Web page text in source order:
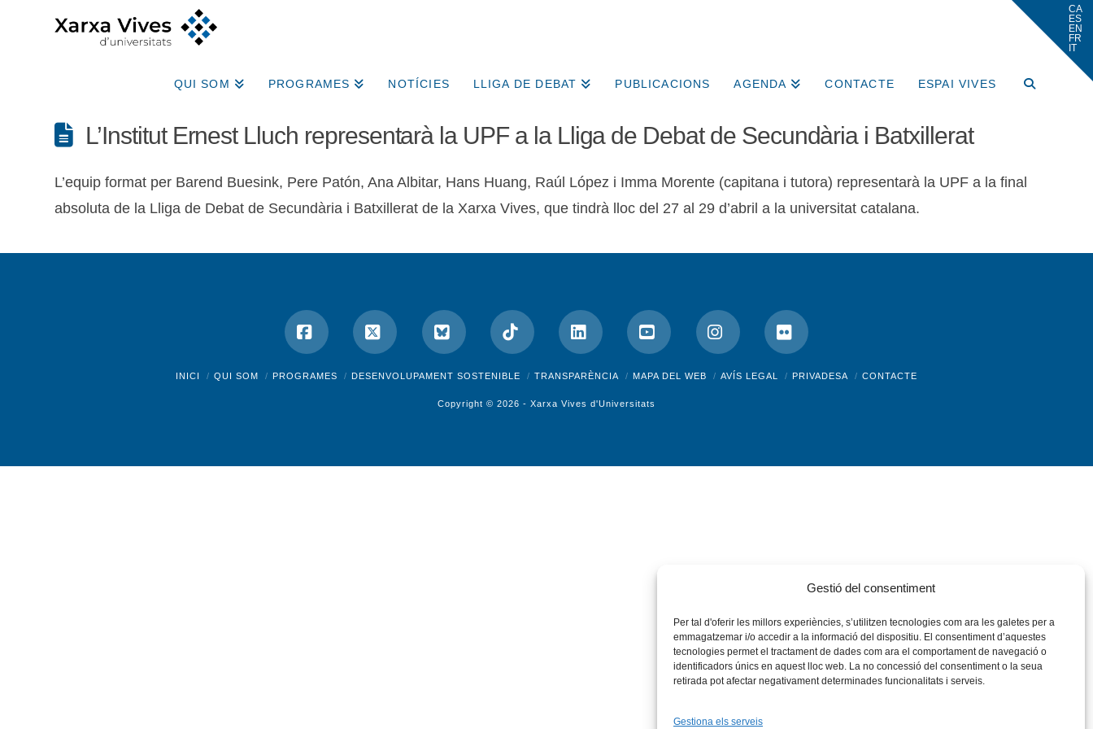
Gestió del consentiment
Per tal d'oferir les millors experiències, s’utilitzen tecnologies com ara les galetes per a
emmagatzemar i/o accedir a la informació del dispositiu. El consentiment d’aquestes
tecnologies permet el tractament de dades com ara el comportament de navegació o
identificadors únics en aquest lloc web. La no concessió del consentiment o la seua
retirada pot afectar negativament determinades funcionalitats i serveis.
Gestiona els serveis
QUI SOM PROGRAMES NOTÍCIES LLIGA DE DEBAT PUBLICACIONS AGENDA CONTACTE ESPAI VIVES
L’Institut Ernest Lluch representarà la UPF a la Lliga de Debat de Secundària i Batxillerat
L’equip format per Barend Buesink, Pere Patón, Ana Albitar, Hans Huang, Raúl López i Imma Morente (capitana i tutora) representarà la UPF a la final
absoluta de la Lliga de Debat de Secundària i Batxillerat de la Xarxa Vives, que tindrà lloc del 27 al 29 d’abril a la universitat catalana.
Facebook
X Bluesky Tiktok LinkedInYouTube InstagramFlickr
INICI QUI SOM PROGRAMES DESENVOLUPAMENT SOSTENIBLE TRANSPARÈNCIA MAPA DEL WEB AVÍS LEGAL PRIVADESA CONTACTE
Copyright © 2026 - Xarxa Vives d'Universitats